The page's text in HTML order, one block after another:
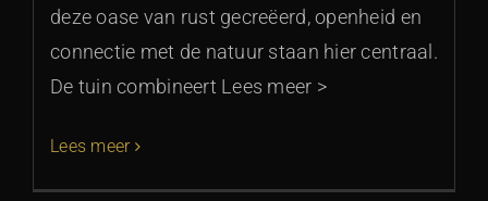
deze oase van rust gecreëerd, openheid en
connectie met de natuur staan hier centraal.
De tuin combineert Lees meer >
Lees meer